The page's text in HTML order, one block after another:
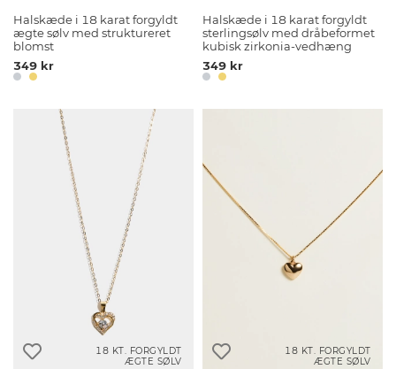
Halskæde i 18 karat forgyldt
ægte sølv med struktureret
blomst
349 kr
Halskæde i 18 karat forgyldt
sterlingsølv med dråbeformet
kubisk zirkonia-vedhæng
349 kr
18 KT. FORGYLDT
ÆGTE SØLV
18 KT. FORGYLDT
ÆGTE SØLV